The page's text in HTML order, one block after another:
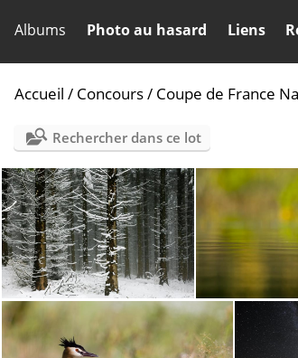
Albums Photo au hasard Liens
Accueil / Concours/ Coupe de France
Rechercher dans ce lot